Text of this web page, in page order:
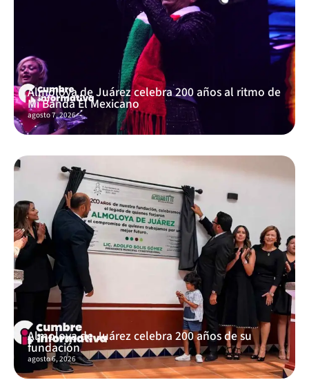
Almoloya de Juárez celebra 200 años al ritmo de
Mi Banda El Mexicano
agosto 7, 2026
Almoloya de Juárez celebra 200 años de su
fundación
agosto 6, 2026